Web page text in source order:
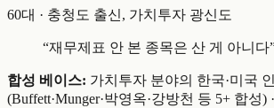
60대 · 충청도 출신, 가치투자 광신도
“재무제표 안 본 종목은 산 게 아니다
합성 베이스: 가치투자 분야의 한국·미국
(Buffett·Munger·박영옥·강방천 등 5+ 합성) ·